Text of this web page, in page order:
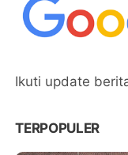
Ikuti update
TERPOPULER